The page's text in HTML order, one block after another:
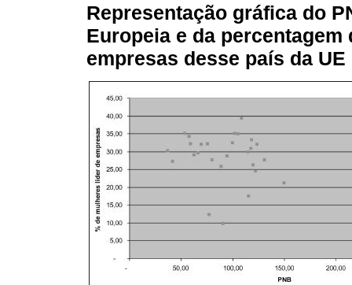
Representação gráfica do
Europeia e da
empresas desse país da UE